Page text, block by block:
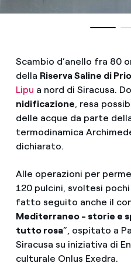
Scambio d’anello fra
della Riserva Saline di
Lipu a nord di Siracusa.
nidificazione, resa
delle acque da parte
termodinamica
dichiarato.
Alle operazioni per
120 pulcini, svoltesi
fatto seguito anche il
Mediterraneo - storie e
tutto rosa”, ospitato a
Siracusa su iniziativa di
culturale Onlus Exedra.